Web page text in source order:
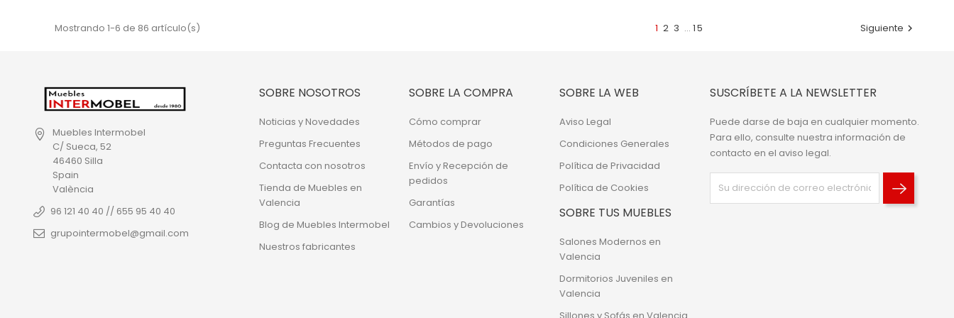
Mostrando 1-6 de 86 artículo(s) 1 2 3 … 15 Siguiente 
Muebles Intermobel
C/ Sueca, 52
46460 Silla
Spain
València
96 121 40 40 // 655 95 40 40
grupointermobel@gmail.com
SOBRE NOSOTROS
Noticias y Novedades
Preguntas Frecuentes
Contacta con nosotros
Tienda de Muebles en
Valencia
Blog de Muebles Intermobel
Nuestros fabricantes
SOBRE LA COMPRA
Cómo comprar
Métodos de pago
Envío y Recepción de
pedidos
Garantías
Cambios y Devoluciones
SOBRE LA WEB
Aviso Legal
Condiciones Generales
Política de Privacidad
Política de Cookies
SOBRE TUS MUEBLES
Salones Modernos en
Valencia
Dormitorios Juveniles en
Valencia
SUSCRÍBETE A LA NEWSLETTER
Puede darse de baja en cualquier momento.
Para ello, consulte nuestra información de
contacto en el aviso legal.